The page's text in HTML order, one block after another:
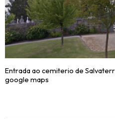
Entrada ao cemiterio de
google maps